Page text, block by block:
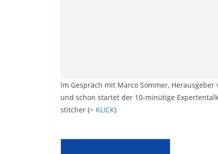
Im Gespräch mit Marco Sommer,
und schon startet der 10-minütige
stitcher (> KLICK)